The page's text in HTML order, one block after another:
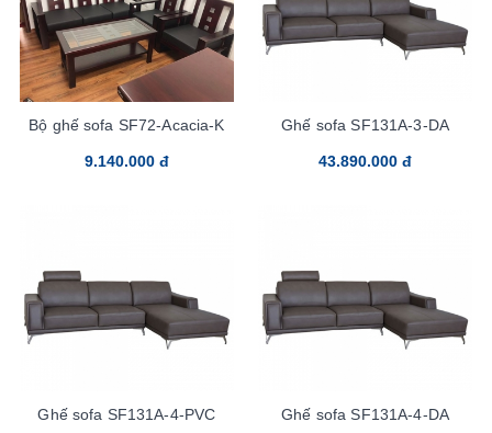
Bộ ghế sofa SF72-Acacia-K
9.140.000 đ
Ghế sofa SF131A-3-DA
43.890.000 đ
Ghế sofa SF131A-4-PVC Ghế sofa SF131A-4-DA